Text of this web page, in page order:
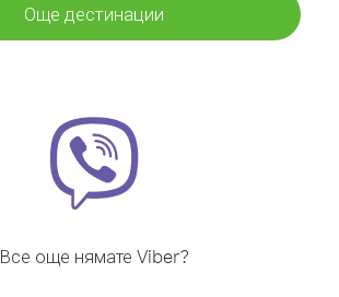
Още дестинации
Все още нямате Viber?